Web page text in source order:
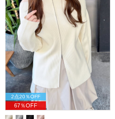
2点20％OFF
67％OFF